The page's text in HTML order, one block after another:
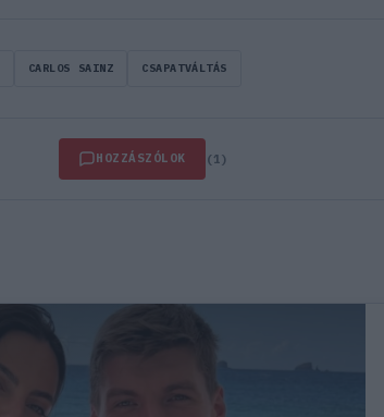
CARLOS SAINZ CSAPATVÁLTÁS
HOZZÁSZÓLOK (1)